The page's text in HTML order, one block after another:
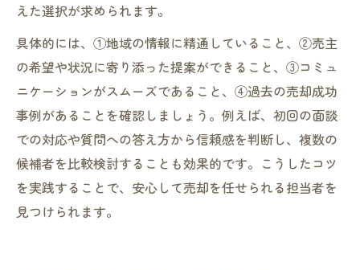
えた選択が求められます。
具体的には、①地域の情報に精通していること、②売主
の希望や状況に寄り添った提案ができること、③コミュ
ニケーションがスムーズであること、④過去の売却成功
事例があることを確認しましょう。例えば、初回の面談
での対応や質問への答え方から信頼感を判断し、複数の
候補者を比較検討することも効果的です。こうしたコツ
を実践することで、安心して売却を任せられる担当者を
見つけられます。